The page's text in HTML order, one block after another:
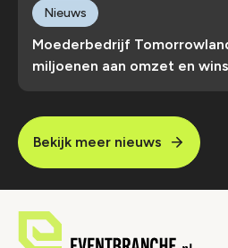
Moederbedrijf
miljoenen aan omzet en
Nieuws
Bekijk meer nieuws